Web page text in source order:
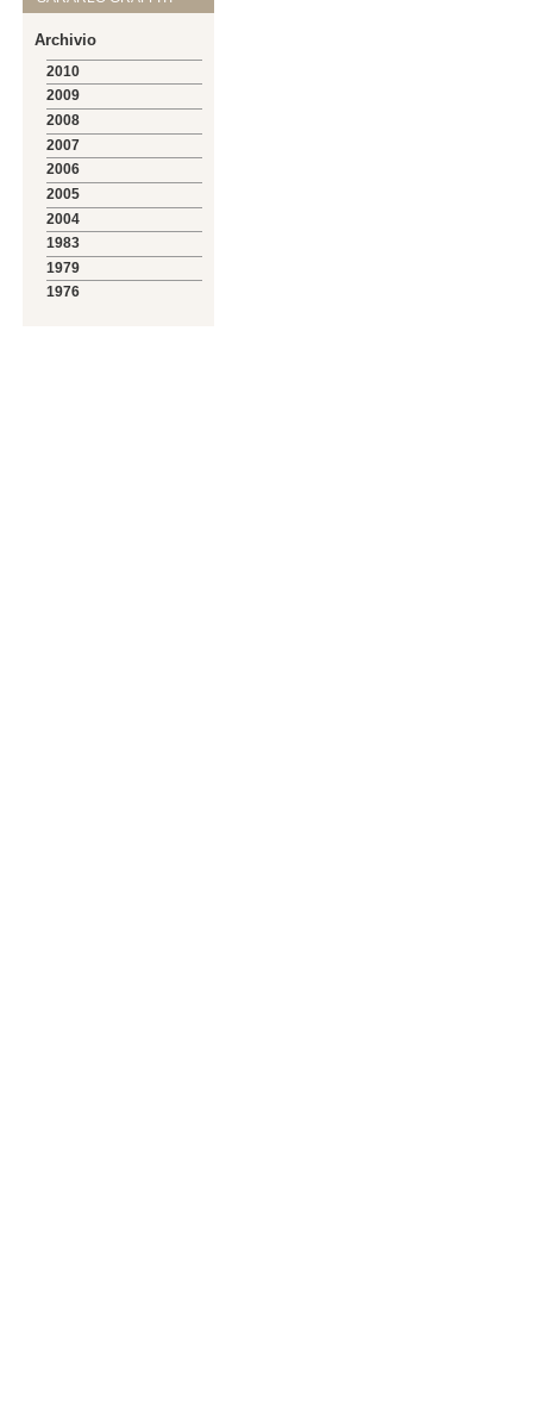
Archivio
2010
2009
2008
2007
2006
2005
2004
1983
1979
1976